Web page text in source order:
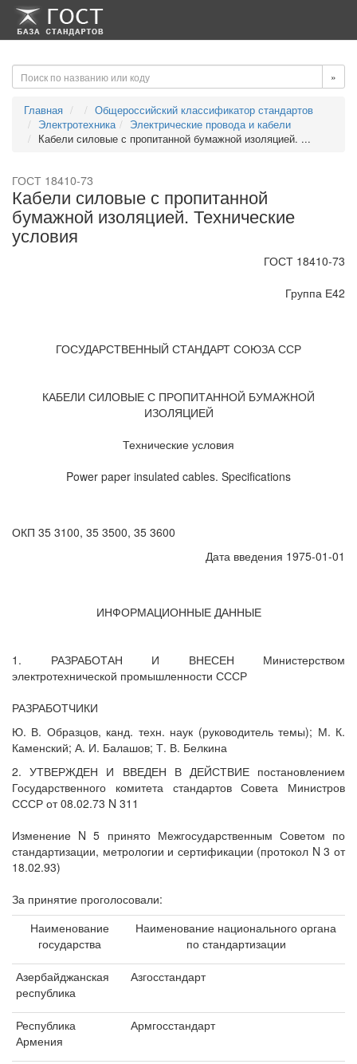
-->-->
»
Главная
Общероссийский классификатор стандартов
Электротехника
Электрические провода и кабели
Кабели силовые с пропитанной бумажной изоляцией. ...
ГОСТ 18410-73
Кабели силовые с пропитанной
бумажной изоляцией. Технические
условия
ГОСТ 18410-73
Группа Е42
ГОСУДАРСТВЕННЫЙ СТАНДАРТ СОЮЗА ССР
КАБЕЛИ СИЛОВЫЕ С ПРОПИТАННОЙ БУМАЖНОЙ
ИЗОЛЯЦИЕЙ
Технические условия
Power paper insulated cables. Specifications
ОКП 35 3100, 35 3500, 35 3600
Дата введения 1975-01-01
ИНФОРМАЦИОННЫЕ ДАННЫЕ
1. РАЗРАБОТАН И ВНЕСЕН Министерством
электротехнической промышленности СССР
РАЗРАБОТЧИКИ
Ю. В. Образцов, канд. техн. наук (руководитель темы); М. К.
Каменский; А. И. Балашов; Т. В. Белкина
2. УТВЕРЖДЕН И ВВЕДЕН В ДЕЙСТВИЕ постановлением
Государственного комитета стандартов Совета Министров
СССР от 08.02.73 N 311
Изменение N 5 принято Межгосударственным Советом по
стандартизации, метрологии и сертификации (протокол N 3 от
18.02.93)
За принятие проголосовали:
Наименование
государства
Наименование национального органа
по стандартизации
Азербайджанская
республика
Азгосстандарт
Республика
Армения
Армгосстандарт